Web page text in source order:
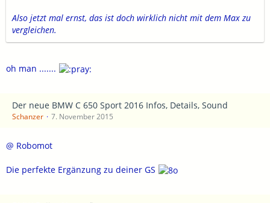
Also jetzt mal ernst, das ist doch wirklich nicht mit dem Max zu
vergleichen.
oh man .......
Der neue BMW C 650 Sport 2016 Infos, Details, Sound
Schanzer 7. November 2015
@ Robomot
Die perfekte Ergänzung zu deiner GS